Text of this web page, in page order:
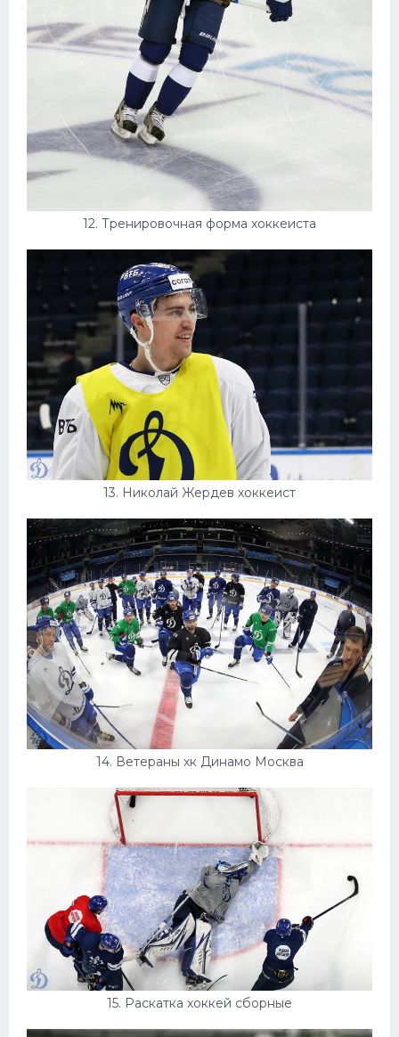
12. Тренировочная форма хоккеиста
13. Николай Жердев хоккеист
14. Ветераны хк Динамо Москва
15. Раскатка хоккей сборные